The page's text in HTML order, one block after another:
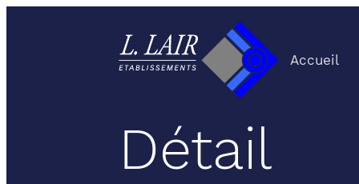
Accueil
Détail